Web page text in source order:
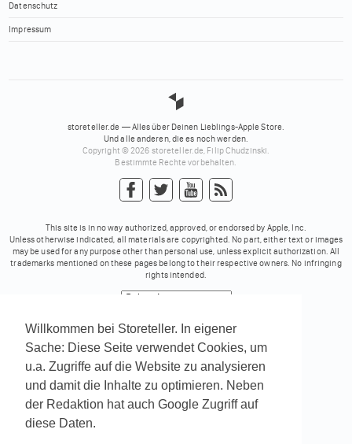
Willkommen bei Storeteller. In eigener
Sache: Diese Seite verwendet Cookies, um
u.a. Zugriffe auf die Website zu analysieren
und damit die Inhalte zu optimieren. Neben
der Redaktion hat auch Google Zugriff auf
diese Daten.
Datenschutz
Impressum
storeteller.de — Alles über Deinen Lieblings-Apple Store.
Und alle anderen, die es noch werden.
Copyright © 2026 storeteller.de, Filip Chudzinski.
Bestimmte Rechte vorbehalten.
This site is in no way authorized, approved, or endorsed by Apple, Inc.
Unless otherwise indicated, all materials are copyrighted. No part, either text or images
may be used for any purpose other than personal use, unless explicit authorization. All
trademarks mentioned on these pages belong to their respective owners. No infringing
rights intended.